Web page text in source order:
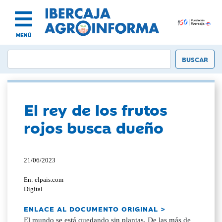
MENÚ
El rey de los frutos
rojos busca dueño
21/06/2023
En: elpais.com
Digital
ENLACE AL DOCUMENTO ORIGINAL >
El mundo se está quedando sin plantas. De las más de